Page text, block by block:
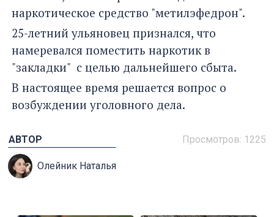
наркотическое средство "метилэфедрон".
25-летний ульяновец признался, что
намеревался поместить наркотик в
"закладки" с целью дальнейшего сбыта.
В настоящее время решается вопрос о
возбуждении уголовного дела.
Просмотров: 1225
АВТОР
Олейник Наталья